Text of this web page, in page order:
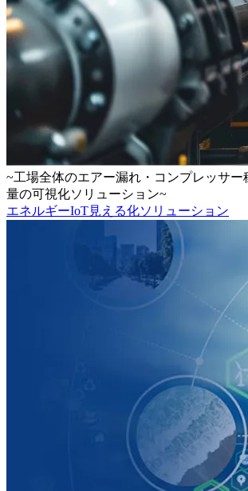
~工場全体のエアー漏れ・コンプレッサー
量の可視化ソリューション~
エネルギーIoT見える化ソリューション